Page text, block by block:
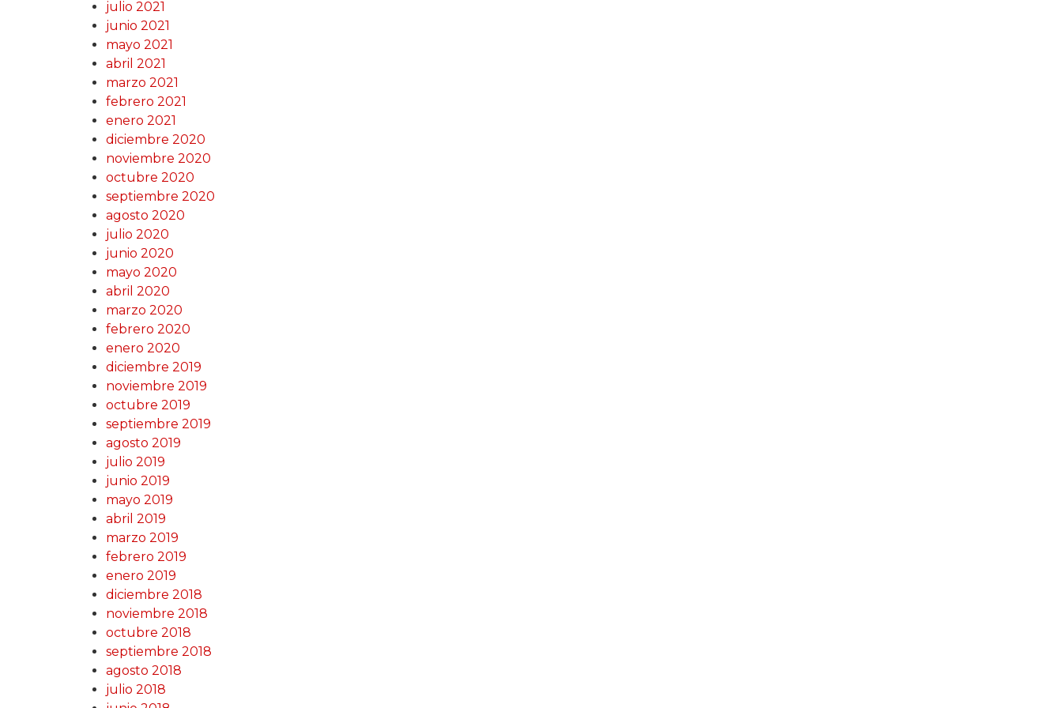
julio 2021
junio 2021
mayo 2021
abril 2021
marzo 2021
febrero 2021
enero 2021
diciembre 2020
noviembre 2020
octubre 2020
septiembre 2020
agosto 2020
julio 2020
junio 2020
mayo 2020
abril 2020
marzo 2020
febrero 2020
enero 2020
diciembre 2019
noviembre 2019
octubre 2019
septiembre 2019
agosto 2019
julio 2019
junio 2019
mayo 2019
abril 2019
marzo 2019
febrero 2019
enero 2019
diciembre 2018
noviembre 2018
octubre 2018
septiembre 2018
agosto 2018
julio 2018